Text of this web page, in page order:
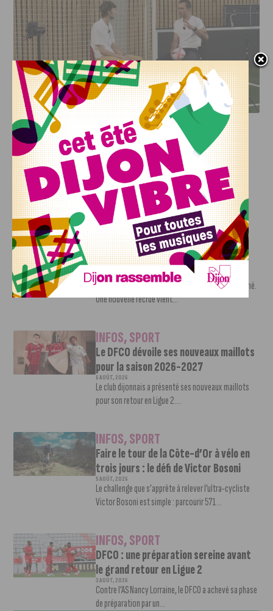
DFCO : RENCONTRE AVEC PIERRE-HENRI DEBALLON,
L’ARTISAN DE LA MONTÉE EN LIGUE 2
INFOS,SPORT
DFCO : Rencontre avec Pierre-Henri
Deballon, l’artisan de la montée en
Ligue 2
7 AOÛT, 2026
Le DFCO est de retour en Ligue 2 après trois ans
d’absence. La saison...
INFOS,SPORT
Nouvelle arrivée à la JDA Basket,
Shevon Thompson est dijonnais
7 AOÛT, 2026
Le mercato estival de la JDA n’est pas encore terminé.
Une nouvelle recrue vient...
INFOS,SPORT
Le DFCO dévoile ses nouveaux maillots
pour la saison 2026-2027
6 AOÛT, 2026
Le club dijonnais a présenté ses nouveaux maillots
pour son retour en Ligue 2....
INFOS,SPORT
Faire le tour de la Côte-d’Or à vélo en
trois jours : le défi de Victor Bosoni
5 AOÛT, 2026
Le challenge que s’apprête à relever l’ultra-cycliste
Victor Bosoni est simple : parcourir 571...
INFOS,SPORT
DFCO : une préparation sereine avant
le grand retour en Ligue 2
3 AOÛT, 2026
Contre l’AS Nancy Lorraine, le DFCO a achevé sa phase
de préparation par un...